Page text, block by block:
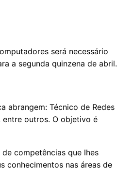
será necessário
a segunda quinzena de abril.
abrangem: Técnico de Redes
entre outros. O objetivo é
competências que lhes
conhecimentos nas áreas de